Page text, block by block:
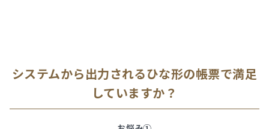
システムから出力されるひな形の帳票で満足
していますか？